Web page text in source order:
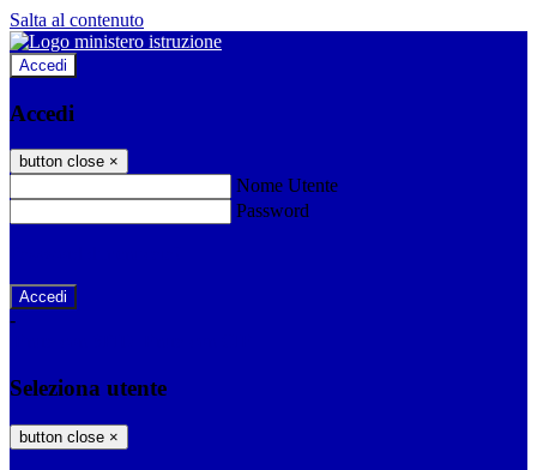
Salta al contenuto
Accedi
Accedi
button close ×
Nome Utente
Password
-
Seleziona utente
button close ×